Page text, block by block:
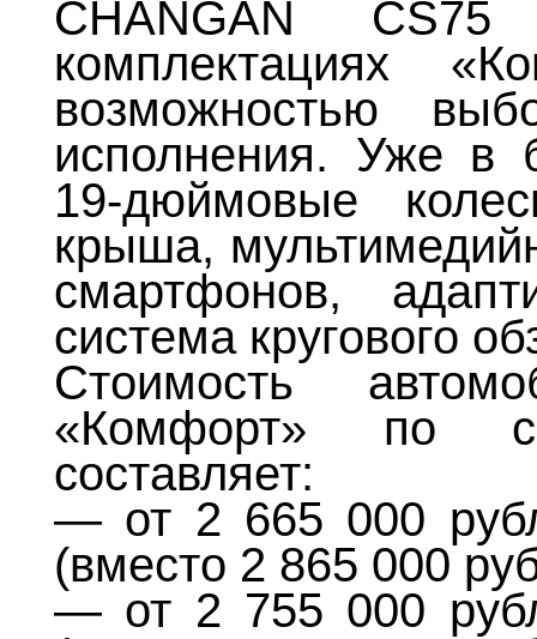
CHANGAN
комплектациях
возможностью
исполнения. Уже в
19-дюймовые
крыша,
смартфонов,
система кругового
Стоимость
«Комфорт» по
составляет:
— от 2 665 000
(вместо 2 865 000
— от 2 755 000